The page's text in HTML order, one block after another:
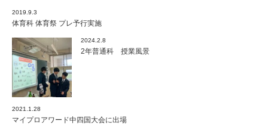
2019.9.3
体育科 体育祭 プレ予行実施
2024.2.8
2年普通科 授業風景
2021.1.28
マイプロアワード中四国大会に出場